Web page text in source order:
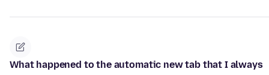
What happened to the automatic new tab that I always